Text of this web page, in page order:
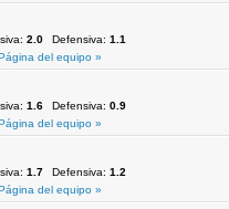
2.0 Defensiva: 1.1
del equipo »
1.6 Defensiva: 0.9
del equipo »
1.7 Defensiva: 1.2
del equipo »